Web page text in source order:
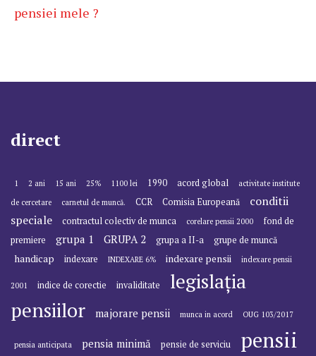
pensiei mele ?
direct
1 2 ani 15 ani 25% 1100 lei 1990 acord global
activitate institute
de cercetare
carnetul de muncă. CCR Comisia Europeană
conditii
speciale
contractul colectiv de munca corelare pensii 2000
fond de
premiere
grupa 1 GRUPA 2 grupa a II-a grupe de muncă
handicap indexare INDEXARE 6% indexare pensii indexare pensii
2001 indice de corectie invaliditate
legislația
pensiilor
majorare pensii munca in acord OUG 103/2017
pensia anticipata pensia minimă pensie de serviciu pensii